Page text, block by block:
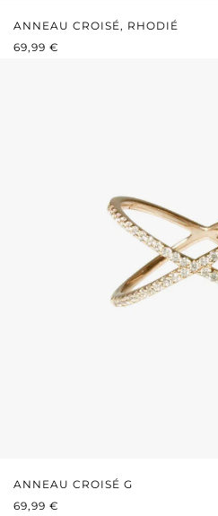
ANNEAU CROISÉ, RHODIÉ
PRIX RÉGULIER :
69,99 €
ANNEAU CROISÉ G
PRIX RÉGULIER :
69,99 €